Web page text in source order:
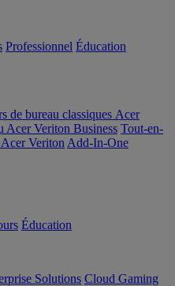
Professionnel Éducation
de bureau classiques Acer
Acer Veriton Business Tout-en-
Veriton Add-In-One
Éducation
Solutions Cloud Gaming